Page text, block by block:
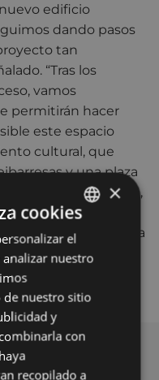
edificio
dando pasos
tan
“Tras los
vamos
permitirán hacer
este espacio
cultural, que
y una plaza
eibarresa. Aún,
dar, pero lo
es una muestra clara
de Gobierno tiene
BASQUE
SPANISH
×
cookies
el
nuestro
nuestro sitio
y
con
recopilado a